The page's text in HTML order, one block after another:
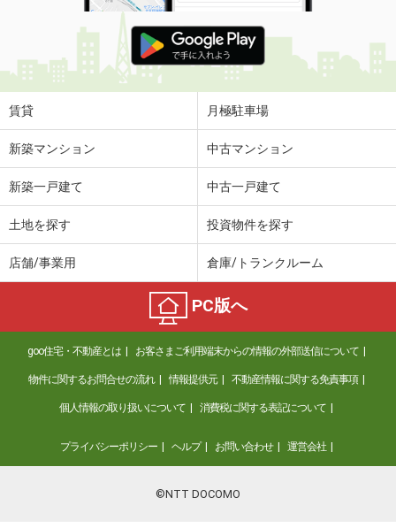
賃貸 月極駐車場
新築マンション 中古マンション
新築一戸建て 中古一戸建て
土地を探す 投資物件を探す
店舗/事業用 倉庫/トランクルーム
PC版へ
goo住宅・不動産とは お客さまご利用端末からの情報の外部送信について
物件に関するお問合せの流れ 情報提供元 不動産情報に関する免責事項
個人情報の取り扱いについて 消費税に関する表記について
プライバシーポリシー ヘルプ お問い合わせ 運営会社
©NTT DOCOMO